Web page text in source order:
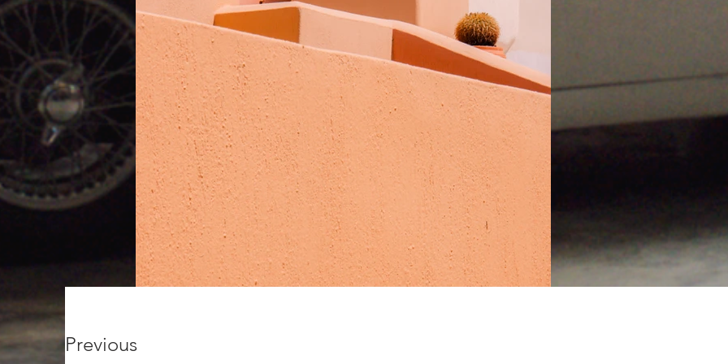
Previous